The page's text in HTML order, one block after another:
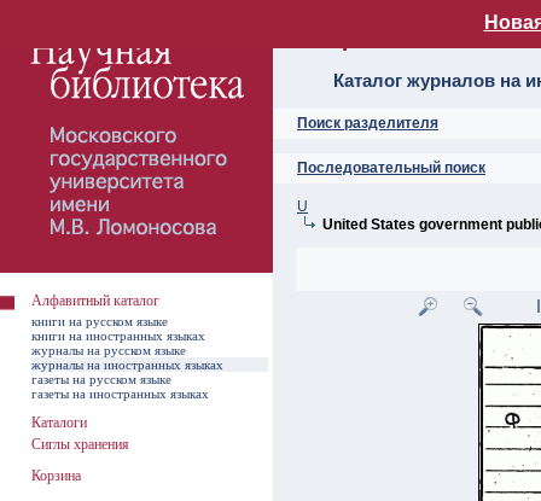
Алфавитный
Каталог журналов на
Поиск разделителя
Последовательный поиск
U
United States government
Алфавитный каталог
книги на русском языке
книги на иностранных языках
журналы на русском языке
журналы на иностранных языках
газеты на русском языке
газеты на иностранных языках
Каталоги
Сиглы хранения
Корзина